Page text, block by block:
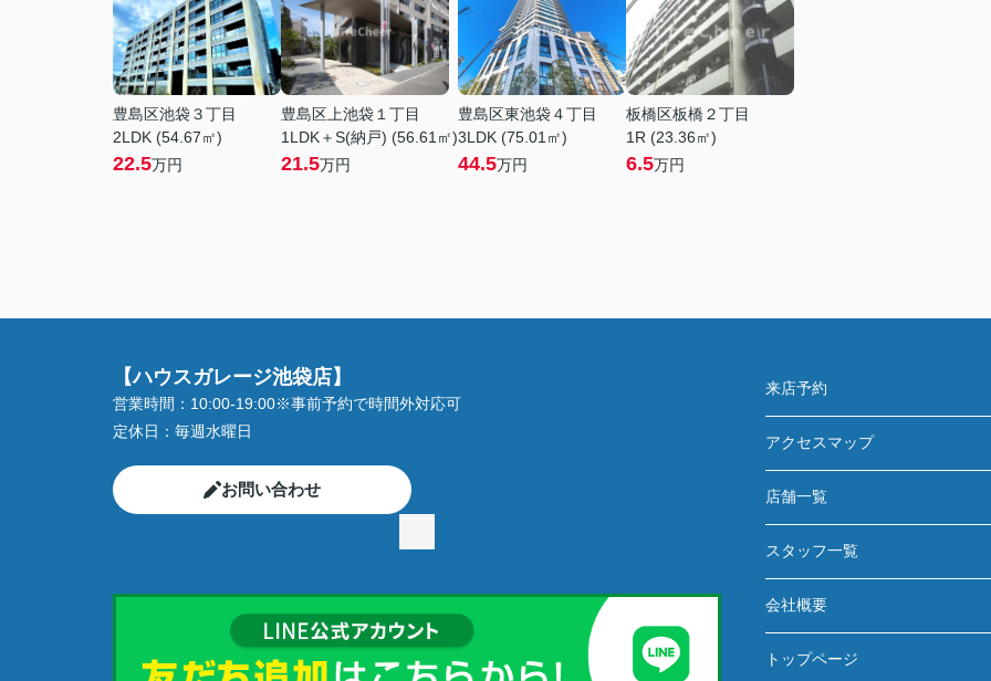
豊島区池袋３丁目
2LDK (54.67㎡)
22.5万円
豊島区上池袋１丁目
1LDK＋S(納戸) (56.61㎡)
21.5万円
豊島区東池袋４丁目
3LDK (75.01㎡)
44.5万円
板橋区板橋２丁目
1R (23.36㎡)
6.5万円
【ハウスガレージ池袋店】
営業時間： 10:00-19:00※事前予約で時間外対応可
定休日： 毎週水曜日
お問い合わせ
来店予約
アクセスマップ
店舗一覧
スタッフ一覧
会社概要
トップページ